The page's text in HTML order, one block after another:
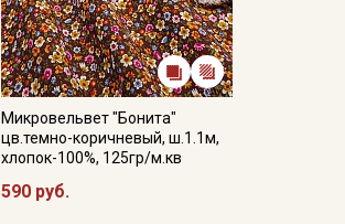
Микровельвет "Бонита"
цв.темно-коричневый, ш.1.1м,
хлопок-100%, 125гр/м.кв
590 руб.